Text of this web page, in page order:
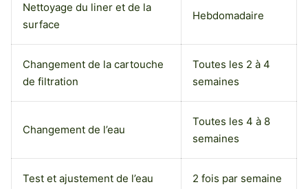
Nettoyage du liner et de la
surface
Hebdomadaire
Changement de la cartouche
de filtration
Toutes les 2 à 4
semaines
Changement de l’eau
Toutes les 4 à 8
semaines
Test et ajustement de l’eau 2 fois par semaine